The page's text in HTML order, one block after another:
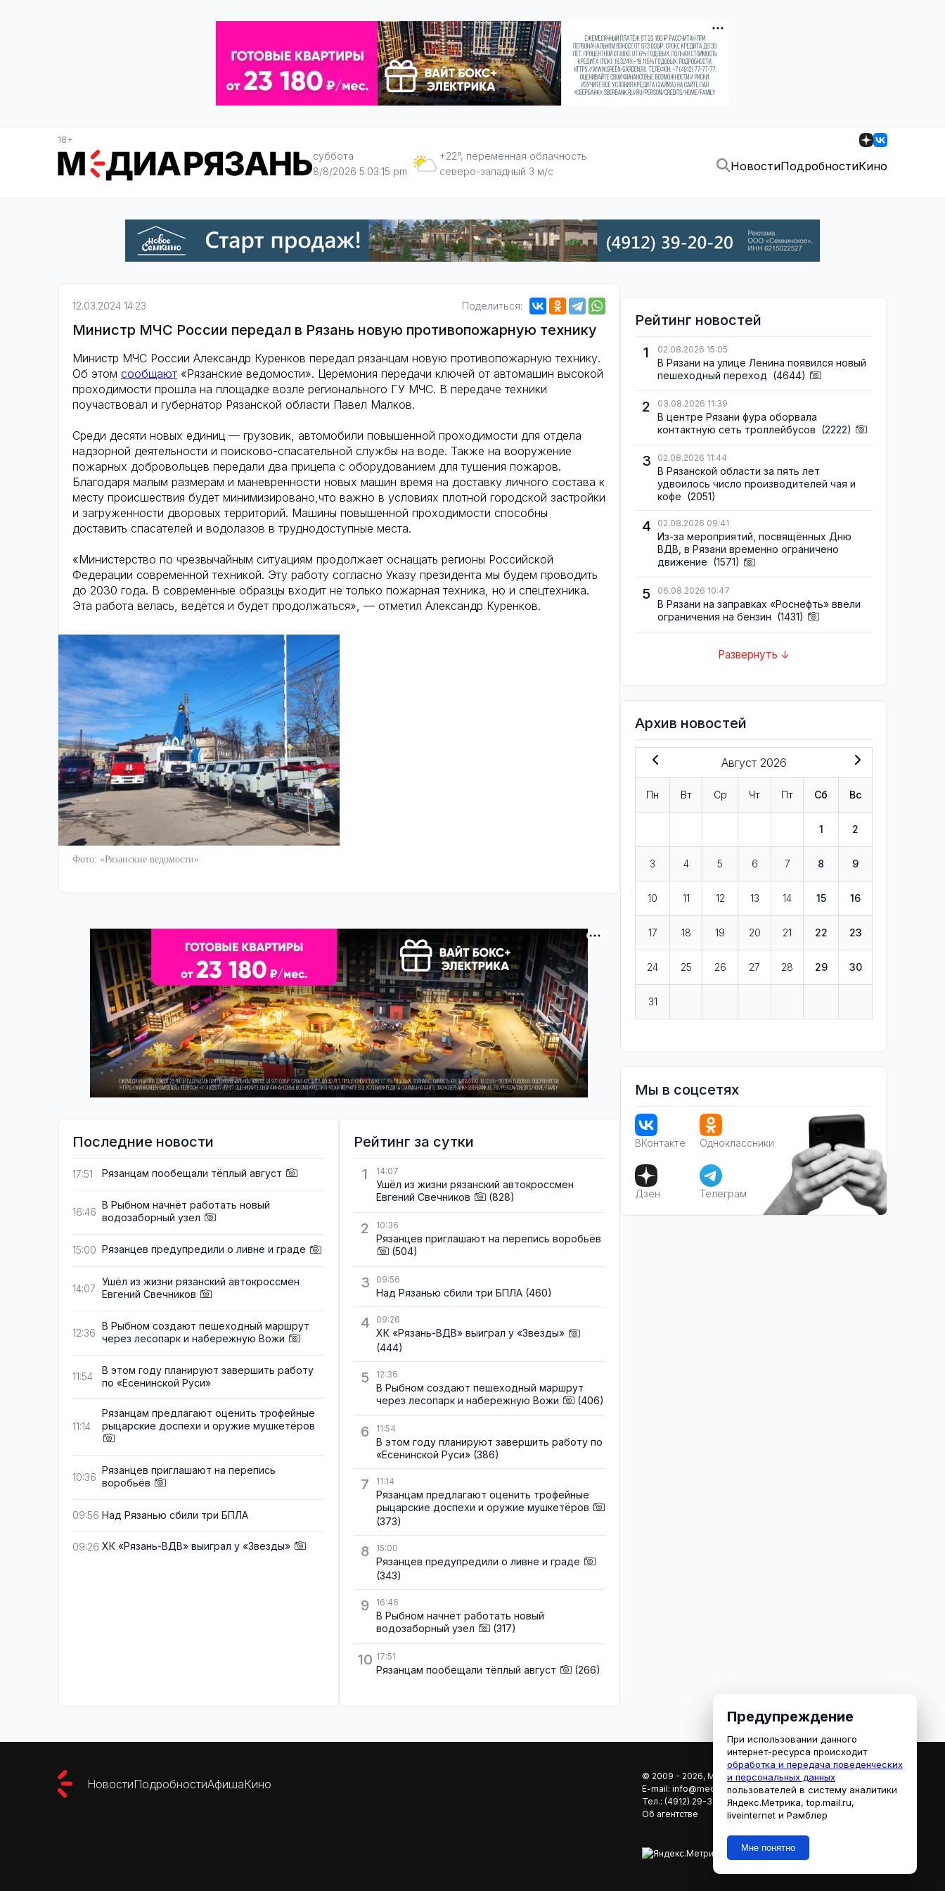
18+
суббота
8/8/2026 5:03:16 pm
+22°, переменная облачность
северо-западный 3 м/с
НовостиПодробностиКино
12.03.2024 14:23 Поделиться:
Министр МЧС России передал в Рязань новую противопожарную технику
Министр МЧС России Александр Куренков передал рязанцам новую противопожарную технику.
Об этом сообщают «Рязанские ведомости». Церемония передачи ключей от автомашин высокой
проходимости прошла на площадке возле регионального ГУ МЧС. В передаче техники
поучаствовал и губернатор Рязанской области Павел Малков.
Среди десяти новых единиц — грузовик, автомобили повышенной проходимости для отдела
надзорной деятельности и поисково-спасательной службы на воде. Также на вооружение
пожарных добровольцев передали два прицепа с оборудованием для тушения пожаров.
Благодаря малым размерам и маневренности новых машин время на доставку личного состава к
месту происшествия будет минимизировано,что важно в условиях плотной городской застройки
и загруженности дворовых территорий. Машины повышенной проходимости способны
доставить спасателей и водолазов в труднодоступные места.
«Министерство по чрезвычайным ситуациям продолжает оснащать регионы Российской
Федерации современной техникой. Эту работу согласно Указу президента мы будем проводить
до 2030 года. В современные образцы входит не только пожарная техника, но и спецтехника.
Эта работа велась, ведётся и будет продолжаться», — отметил Александр Куренков.
Фото: «Рязанские ведомости»
Последние новости
17:51 Рязанцам пообещали тёплый август
16:46
В Рыбном начнёт работать новый
водозаборный узел
15:00 Рязанцев предупредили о ливне и граде
14:07
Ушёл из жизни рязанский автокроссмен
Евгений Свечников
12:36
В Рыбном создают пешеходный маршрут
через лесопарк и набережную Вожи
11:54
В этом году планируют завершить работу
по «Есенинской Руси»
11:14
Рязанцам предлагают оценить трофейные
рыцарские доспехи и оружие мушкетёров
10:36
Рязанцев приглашают на перепись
воробьёв
09:56 Над Рязанью сбили три БПЛА
09:26 ХК «Рязань-ВДВ» выиграл у «Звезды»
Рейтинг за сутки
1
14:07
Ушёл из жизни рязанский автокроссмен
Евгений Свечников
(828)
2 10:36
Рязанцев приглашают на перепись воробьёв
(504)
3 09:56
Над Рязанью сбили три БПЛА (460)
4 09:26
ХК «Рязань-ВДВ» выиграл у «Звезды»
(444)
5 12:36
В Рыбном создают пешеходный маршрут
через лесопарк и набережную Вожи
(406)
6 11:54
В этом году планируют завершить работу по
«Есенинской Руси» (386)
7 11:14
Рязанцам предлагают оценить трофейные
рыцарские доспехи и оружие мушкетёров
(373)
8 15:00
Рязанцев предупредили о ливне и граде
(343)
9 16:46
В Рыбном начнёт работать новый
водозаборный узел
(317)
10 17:51
Рязанцам пообещали тёплый август (266)
Рейтинг новостей
1
02.08.2026 15:05
В Рязани на улице Ленина появился новый
пешеходный переход (4644)
2 03.08.2026 11:39
В центре Рязани фура оборвала
контактную сеть троллейбусов (2222)
3 02.08.2026 11:44
В Рязанской области за пять лет
удвоилось число производителей чая и
кофе (2051)
4 02.08.2026 09:41
Из-за мероприятий, посвящённых Дню
ВДВ, в Рязани временно ограничено
движение (1571)
5 06.08.2026 10:47
В Рязани на заправках «Роснефть» ввели
ограничения на бензин (1431)
Развернуть ↓
Архив новостей
Август 2026
Пн Вт Ср Чт Пт Сб Вс
1 2
3 4 5 6 7 8 9
10 11 12 13 14 15 16
17 18 19 20 21 22 23
24 25 26 27 28 29 30
31
Мы в соцсетях
ВКонтакте Одноклассники
Дзен Телеграм
НовостиПодробностиАфишаКино
© 2009 - 2026, МЕДИАРЯЗАНЬ
E-mail: info@mediaryazan.ru,reklama@mediaryazan.ru
Тел.: (4912) 29-33-66
Об агентстве
Предупреждение
При использовании данного
интернет-ресурса происходит
обработка и передача поведенческих
и персональных данных
пользователей в систему аналитики
Яндекс.Метрика, top.mail.ru,
liveinternet и Рамблер
Мне понятно